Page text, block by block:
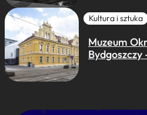
Kultura i sztuka
Muzeum
Bydgoszczy